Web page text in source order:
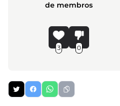
de membros
3 0